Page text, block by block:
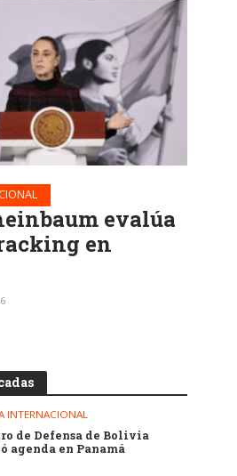
evalúa
en
INTERNACIONAL
de Defensa de Bolivia
agenda en Panamá